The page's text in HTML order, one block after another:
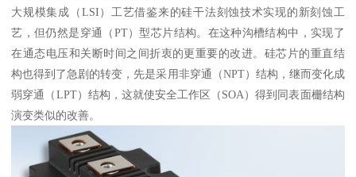
大规模集成（LSI）工艺借鉴来的硅干法刻蚀技术实现的新刻蚀工
艺，但仍然是穿通（PT）型芯片结构。在这种沟槽结构中，实现了
在通态电压和关断时间之间折衷的更重要的改进。硅芯片的重直结
构也得到了急剧的转变，先是采用非穿通（NPT）结构，继而变化成
弱穿通（LPT）结构，这就使安全工作区（SOA）得到同表面栅结构
演变类似的改善。